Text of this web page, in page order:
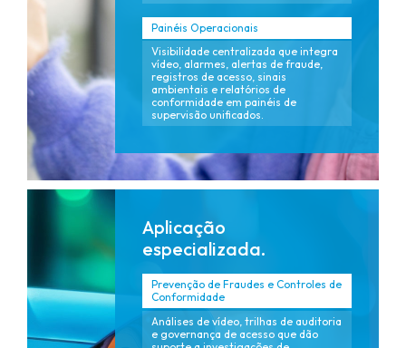
Painéis Operacionais
Visibilidade centralizada que integra
vídeo, alarmes, alertas de fraude,
registros de acesso, sinais
ambientais e relatórios de
conformidade em painéis de
supervisão unificados.
Aplicação
especializada.
Prevenção de Fraudes e Controles de
Conformidade
Análises de vídeo, trilhas de auditoria
e governança de acesso que dão